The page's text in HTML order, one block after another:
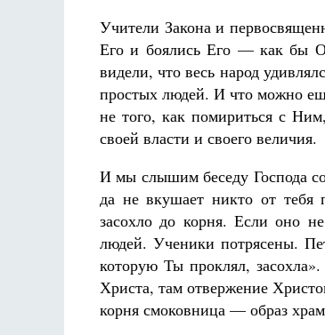
Учители Закона и
Его и боялись Его — как бы
видели, что весь народ
простых людей. И что можно
не того, как помириться с
своей власти и своего величия.
И мы слышим беседу Господа
да не вкушает никто от тебя
засохло до корня. Если оно
людей. Ученики потрясены.
которую Ты проклял,
Христа, там отвержение
корня смоковница — образ